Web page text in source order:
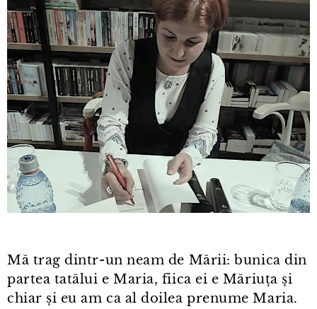
Mă trag dintr⁠-⁠un neam de Mării: bunica din
partea tatălui e Maria, fiica ei e Măriuța și
chiar și eu am ca al doilea prenume Maria.